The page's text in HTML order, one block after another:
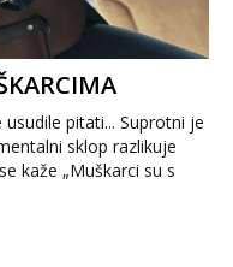
pitati... Suprotni je
sklop razlikuje
kaže „Muškarci su s